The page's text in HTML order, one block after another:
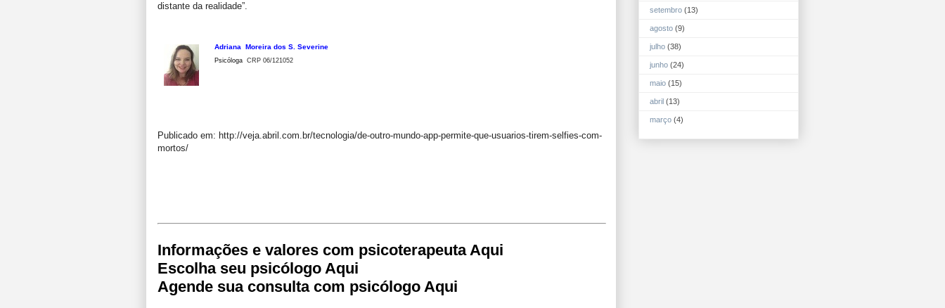
distante da realidade”.
Adriana Moreira dos S. Severine
Psicóloga CRP 06/121052
Publicado em: http://veja.abril.com.br/tecnologia/de-outro-mundo-app-permite-que-usuarios-tirem-selfies-com-
mortos/
Informações e valores com psicoterapeuta Aqui
Escolha seu psicólogo Aqui
Agende sua consulta com psicólogo Aqui
setembro (13)
agosto (9)
julho (38)
junho (24)
maio (15)
abril (13)
março (4)